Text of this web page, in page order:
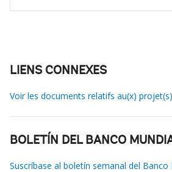
LIENS CONNEXES
Voir les documents relatifs au(x) projet(s)
BOLETÍN DEL BANCO
Suscríbase al boletín semanal del Banco